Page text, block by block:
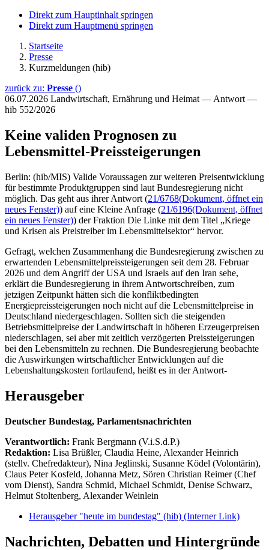
Direkt zum Hauptinhalt springen
Direkt zum Hauptmenü springen
Startseite
Presse
Kurzmeldungen (hib)
zurück zu: Presse ()
06.07.2026 Landwirtschaft, Ernährung und Heimat — Antwort —
hib 552/2026
Keine validen Prognosen zu
Lebensmittel-Preissteigerungen
Berlin: (hib/MIS) Valide Voraussagen zur weiteren Preisentwicklung
für bestimmte Produktgruppen sind laut Bundesregierung nicht
möglich. Das geht aus ihrer Antwort (21/6768(Dokument, öffnet ein
neues Fenster)) auf eine Kleine Anfrage (21/6196(Dokument, öffnet
ein neues Fenster)) der Fraktion Die Linke mit dem Titel „Kriege
und Krisen als Preistreiber im Lebensmittelsektor“ hervor.
Gefragt, welchen Zusammenhang die Bundesregierung zwischen zu
erwartenden Lebensmittelpreissteigerungen seit dem 28. Februar
2026 und dem Angriff der USA und Israels auf den Iran sehe,
erklärt die Bundesregierung in ihrem Antwortschreiben, zum
jetzigen Zeitpunkt hätten sich die konfliktbedingten
Energiepreissteigerungen noch nicht auf die Lebensmittelpreise in
Deutschland niedergeschlagen. Sollten sich die steigenden
Betriebsmittelpreise der Landwirtschaft in höheren Erzeugerpreisen
niederschlagen, sei aber mit zeitlich verzögerten Preissteigerungen
bei den Lebensmitteln zu rechnen. Die Bundesregierung beobachte
die Auswirkungen wirtschaftlicher Entwicklungen auf die
Lebenshaltungskosten fortlaufend, heißt es in der Antwort-
Herausgeber
Deutscher Bundestag, Parlamentsnachrichten
Verantwortlich: Frank Bergmann (V.i.S.d.P.)
Redaktion: Lisa Brüßler, Claudia Heine, Alexander Heinrich
(stellv. Chefredakteur), Nina Jeglinski, Susanne Ködel (Volontärin),
Claus Peter Kosfeld, Johanna Metz, Sören Christian Reimer (Chef
vom Dienst), Sandra Schmid, Michael Schmidt, Denise Schwarz,
Helmut Stoltenberg, Alexander Weinlein
Herausgeber "heute im bundestag" (hib) (Interner Link)
Nachrichten, Debatten und Hintergründe